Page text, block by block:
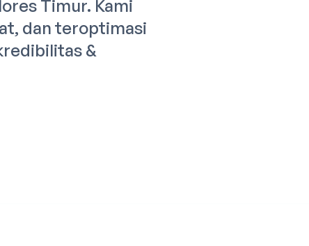
Timur. Kami
dan teroptimasi
&